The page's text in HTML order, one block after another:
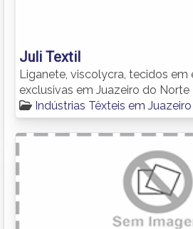
Juli Textil
Liganete, viscolycra, tecidos em
exclusivas em Juazeiro do Norte
Indústrias Têxteis em